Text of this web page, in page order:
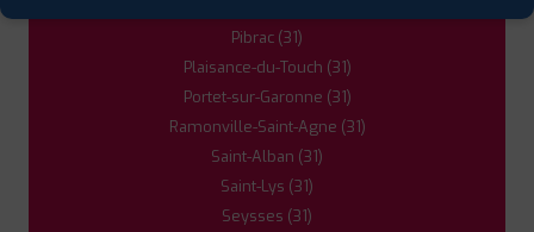
Pibrac (31)
Plaisance-du-Touch (31)
Portet-sur-Garonne (31)
Ramonville-Saint-Agne (31)
Saint-Alban (31)
Saint-Lys (31)
Seysses (31)